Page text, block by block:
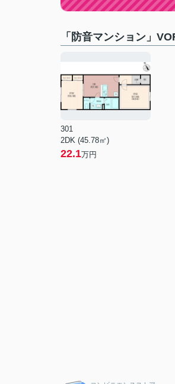
「防音マンション」
301
2DK (45.78㎡)
22.1万円